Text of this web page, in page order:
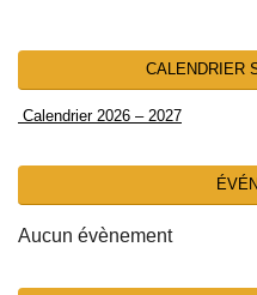
CALENDRIER
Calendrier 2026 – 2027
Aucun évènement